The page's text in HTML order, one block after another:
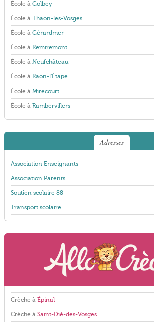
École à Golbey
École à Thaon-les-Vosges
École à Gérardmer
École à Remiremont
École à Neufchâteau
École à Raon-l'Étape
École à Mirecourt
École à Rambervillers
Adresses
Association Enseignants
Association Parents
Soutien scolaire 88
Transport scolaire
Crèche à Épinal
Crèche à Saint-Dié-des-Vosges